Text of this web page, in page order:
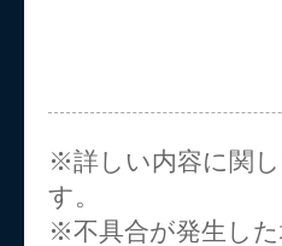
※詳しい内容に関
す。
※不具合が発生し